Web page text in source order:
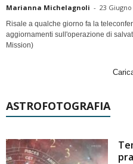
Marianna Michelagnoli - 23 Giugno
Risale a qualche giorno fa la
aggiornamenti sull'operazione di
Mission)
ASTROFOTOGRAFIA